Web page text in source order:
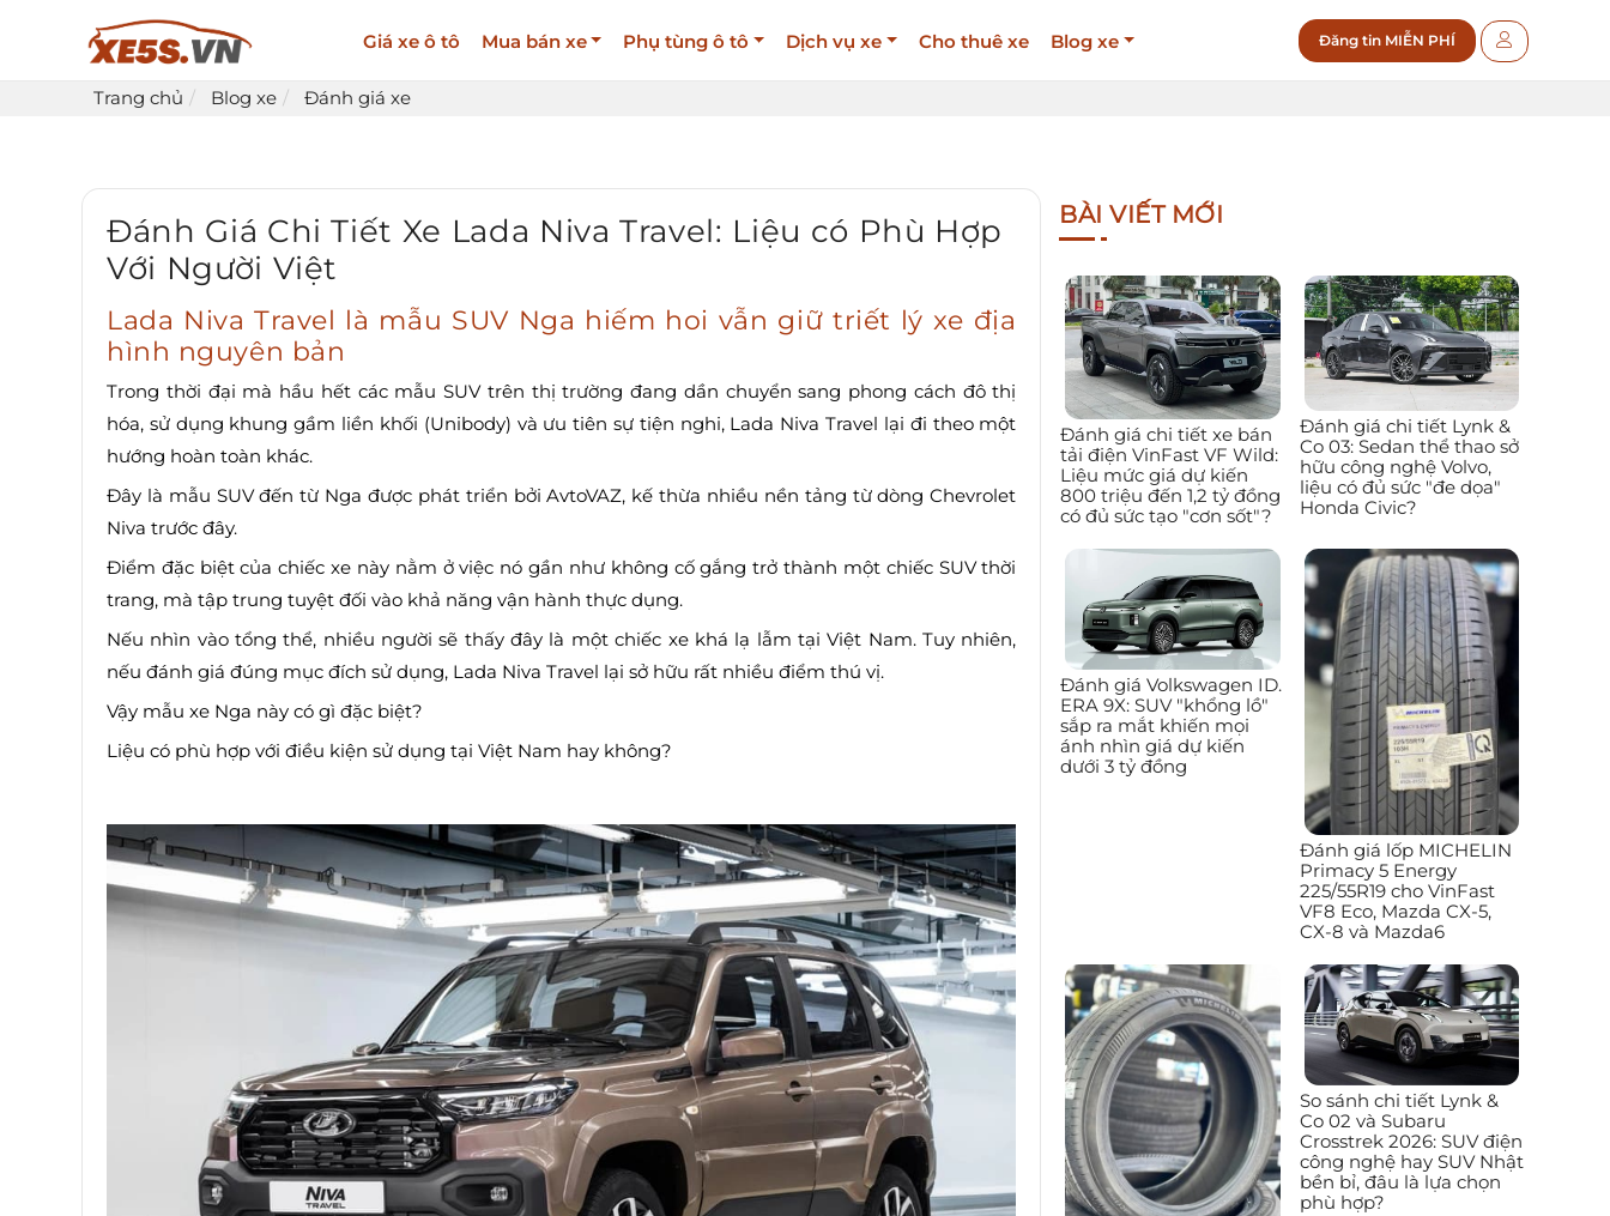
Giá xe ô tô Mua bán xe Phụ tùng ô tô Dịch vụ xe Cho thuê xe Blog xe Đăng tin MIỄN PHÍ
Trang chủ Blog xe Đánh giá xe
Đánh Giá Chi Tiết Xe Lada Niva Travel: Liệu có Phù Hợp
Với Người Việt
Lada Niva Travel là mẫu SUV Nga hiếm hoi vẫn giữ triết lý xe địa
hình nguyên bản
Trong thời đại mà hầu hết các mẫu SUV trên thị trường đang dần chuyển sang phong cách đô thị
hóa, sử dụng khung gầm liền khối (Unibody) và ưu tiên sự tiện nghi, Lada Niva Travel lại đi theo một
hướng hoàn toàn khác.
Đây là mẫu SUV đến từ Nga được phát triển bởi AvtoVAZ, kế thừa nhiều nền tảng từ dòng Chevrolet
Niva trước đây.
Điểm đặc biệt của chiếc xe này nằm ở việc nó gần như không cố gắng trở thành một chiếc SUV thời
trang, mà tập trung tuyệt đối vào khả năng vận hành thực dụng.
Nếu nhìn vào tổng thể, nhiều người sẽ thấy đây là một chiếc xe khá lạ lẫm tại Việt Nam. Tuy nhiên,
nếu đánh giá đúng mục đích sử dụng, Lada Niva Travel lại sở hữu rất nhiều điểm thú vị.
Vậy mẫu xe Nga này có gì đặc biệt?
Liệu có phù hợp với điều kiện sử dụng tại Việt Nam hay không?
BÀI VIẾT MỚI
Đánh giá chi tiết xe bán
tải điện VinFast VF Wild:
Liệu mức giá dự kiến
800 triệu đến 1,2 tỷ đồng
có đủ sức tạo "cơn sốt"?
Đánh giá chi tiết Lynk &
Co 03: Sedan thể thao sở
hữu công nghệ Volvo,
liệu có đủ sức "đe dọa"
Honda Civic?
Đánh giá Volkswagen ID.
ERA 9X: SUV "khổng lồ"
sắp ra mắt khiến mọi
ánh nhìn giá dự kiến
dưới 3 tỷ đồng
Đánh giá lốp MICHELIN
Primacy 5 Energy
225/55R19 cho VinFast
VF8 Eco, Mazda CX-5,
CX-8 và Mazda6
So sánh chi tiết Lynk &
Co 02 và Subaru
Crosstrek 2026: SUV điện
công nghệ hay SUV Nhật
bền bỉ, đâu là lựa chọn
phù hợp?